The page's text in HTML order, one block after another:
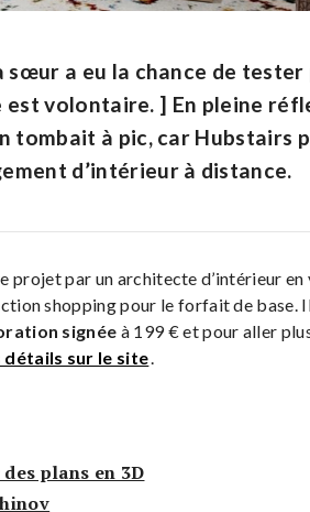
sœur a eu la chance de
est volontaire. ] En pleine
tombait à pic, car Hubstairs
d’intérieur à distance.
par un architecte d’intérieur en
shopping pour le forfait de base.
signée à 199 € et pour aller
détails sur le site.
plans en 3D